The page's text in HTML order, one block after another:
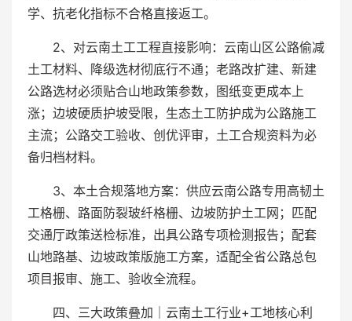
学、抗老化指标不合格直接返工。
2、对云南土工工程直接影响：云南山区公路偷减
土工材料、降级选材彻底行不通；老路改扩建、新建
公路选材必须贴合山地政策参数，图纸变更成本上
涨；边坡硬质护坡受限，生态土工防护成为公路施工
主流；公路交工验收、创优评审，土工合规资料为必
备归档材料。
3、本土合规落地方案：供应云南公路专用高韧土
工格栅、路面防裂玻纤格栅、边坡防护土工网；匹配
交通厅政策送检标准，出具公路专项检测报告；配套
山地路基、边坡政策版施工方案，适配全省公路总包
项目报审、施工、验收全流程。
四、三大政策叠加｜云南土工行业+工地核心利